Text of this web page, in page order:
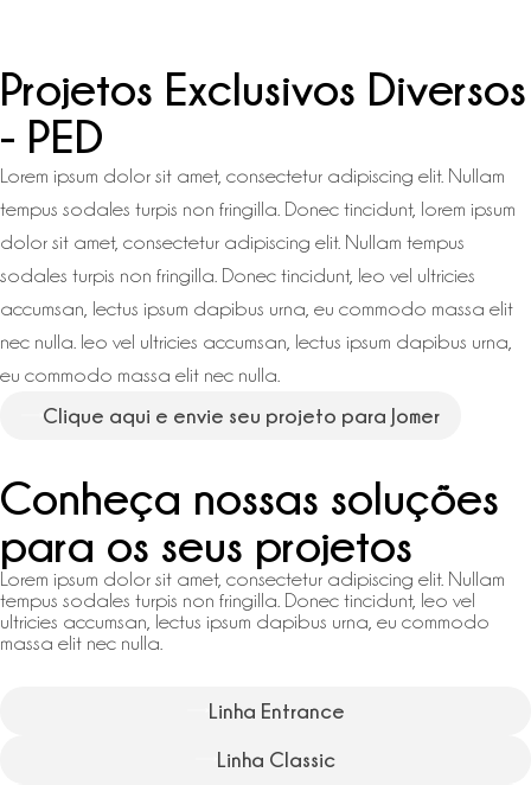
Projetos Exclusivos Diversos
- PED
Lorem ipsum dolor sit amet, consectetur adipiscing elit. Nullam
tempus sodales turpis non fringilla. Donec tincidunt, lorem ipsum
dolor sit amet, consectetur adipiscing elit. Nullam tempus
sodales turpis non fringilla. Donec tincidunt, leo vel ultricies
accumsan, lectus ipsum dapibus urna, eu commodo massa elit
nec nulla. leo vel ultricies accumsan, lectus ipsum dapibus urna,
eu commodo massa elit nec nulla.
Clique aqui e envie seu projeto para Jomer
Conheça nossas soluções
para os seus projetos
Lorem ipsum dolor sit amet, consectetur adipiscing elit. Nullam
tempus sodales turpis non fringilla. Donec tincidunt, leo vel
ultricies accumsan, lectus ipsum dapibus urna, eu commodo
massa elit nec nulla.
Linha Entrance
Linha Classic